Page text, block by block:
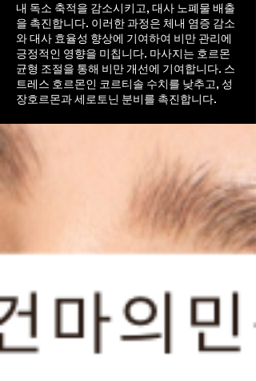
내 독소 축적을 감소시키고, 대사 노폐물 배출
을 촉진합니다. 이러한 과정은 체내 염증 감소
와 대사 효율성 향상에 기여하여 비만 관리에
긍정적인 영향을 미칩니다. 마사지는 호르몬
균형 조절을 통해 비만 개선에 기여합니다. 스
트레스 호르몬인 코르티솔 수치를 낮추고, 성
장호르몬과 세로토닌 분비를 촉진합니다.